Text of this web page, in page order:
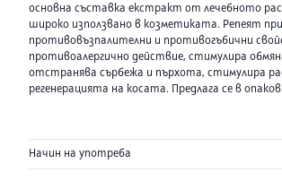
основна съставка екстракт от лечебното
широко използвано в козметиката. Репеят
противовъзпалителни и противогъбични
противоалергично действие, стимулира
отстранява сърбежа и пърхота, стимулира
регенерацията на косата. Предлага се в
Начин на употреба